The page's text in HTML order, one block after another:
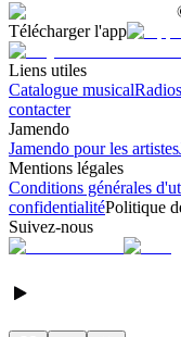
Télécharger l'app
Liens utiles
Catalogue musical
contacter
Jamendo
Jamendo pour les artistes
Mentions légales
Conditions générales
confidentialitéPolitique
Suivez-nous